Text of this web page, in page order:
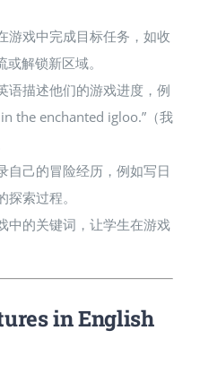
游戏中完成目标任务，如收
解锁新区域。
语描述他们的游戏进度，例
the enchanted igloo.”（我
自己的冒险经历，例如写日
索过程。
中的关键词，让学生在游戏
in English